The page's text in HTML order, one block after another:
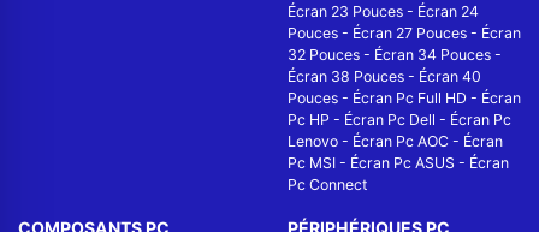
Écran 23 Pouces - Écran 24
Pouces - Écran 27 Pouces - Écran
32 Pouces - Écran 34 Pouces -
Écran 38 Pouces - Écran 40
Pouces - Écran Pc Full HD - Écran
Pc HP - Écran Pc Dell - Écran Pc
Lenovo - Écran Pc AOC - Écran
Pc MSI - Écran Pc ASUS - Écran
Pc Connect
COMPOSANTS PC PÉRIPHÉRIQUES PC